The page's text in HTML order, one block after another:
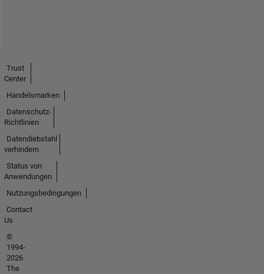
Trust
Center
Handelsmarken
Datenschutz-
Richtlinien
Datendiebstahl
verhindern
Status von
Anwendungen
Nutzungsbedingungen
Contact
Us
©
1994-
2026
The